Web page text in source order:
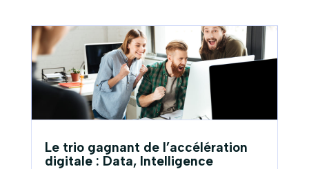
Le trio gagnant de l’accélération
digitale : Data, Intelligence